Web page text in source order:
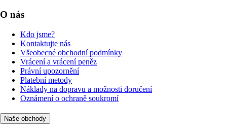
O nás
Kdo jsme?
Kontaktujte nás
Všeobecné obchodní podmínky
Vrácení a vrácení peněz
Právní upozornění
Platební metody
Náklady na dopravu a možnosti doručení
Oznámení o ochraně soukromí
Naše obchody